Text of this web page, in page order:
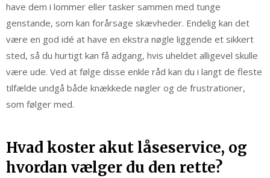
have dem i lommer eller tasker sammen med tunge
genstande, som kan forårsage skævheder. Endelig kan det
være en god idé at have en ekstra nøgle liggende et sikkert
sted, så du hurtigt kan få adgang, hvis uheldet alligevel skulle
være ude. Ved at følge disse enkle råd kan du i langt de fleste
tilfælde undgå både knækkede nøgler og de frustrationer,
som følger med.
Hvad koster akut låseservice, og
hvordan vælger du den rette?